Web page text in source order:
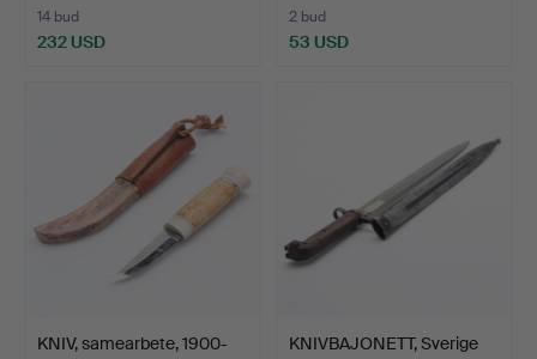
14 bud
232 USD
2 bud
53 USD
KNIV, samearbete, 1900-
KNIVBAJONETT, Sverige